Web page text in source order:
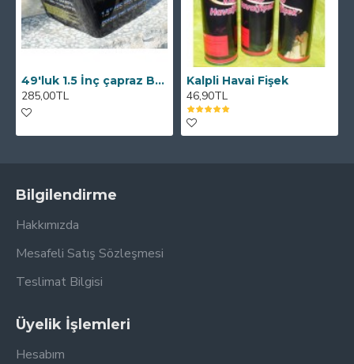
49'luk 1.5 İnç çapraz Batarya
285,00TL
Kalpli Havai Fişek
46,90TL
Bilgilendirme
Hakkımızda
Mesafeli Satış Sözleşmesi
Teslimat Bilgisi
Üyelik İşlemleri
Hesabım